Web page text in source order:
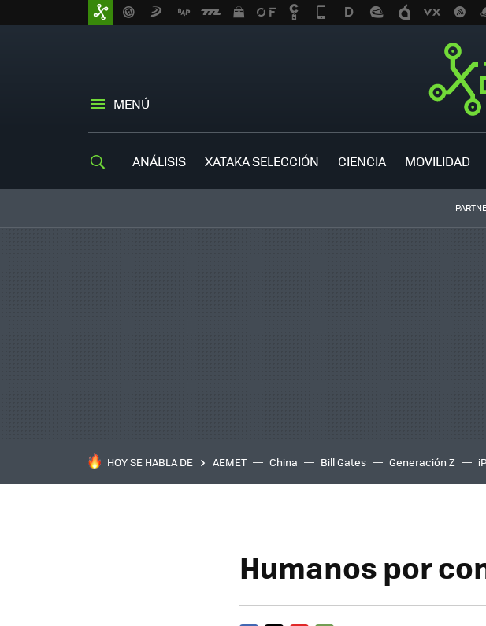
MENÚ
ANÁLISIS XATAKA SELECCIÓN CIENCIA MOVILIDAD
HOY SE HABLA DE AEMET China Bill Gates Generación Z
Humanos por